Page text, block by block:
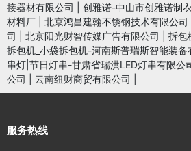
接器材有限公司
创雅诺-中山市创雅诺制
材料厂
北京鸿昌建翰不锈钢技术有限公司
司
北京阳光财智传媒广告有限公司
拆包
拆包机_小袋拆包机-河南斯普瑞斯智能装备
串灯|节日灯串-甘肃省瑞洪LED灯串有限公
公司
云南纽财商贸有限公司
服务热线